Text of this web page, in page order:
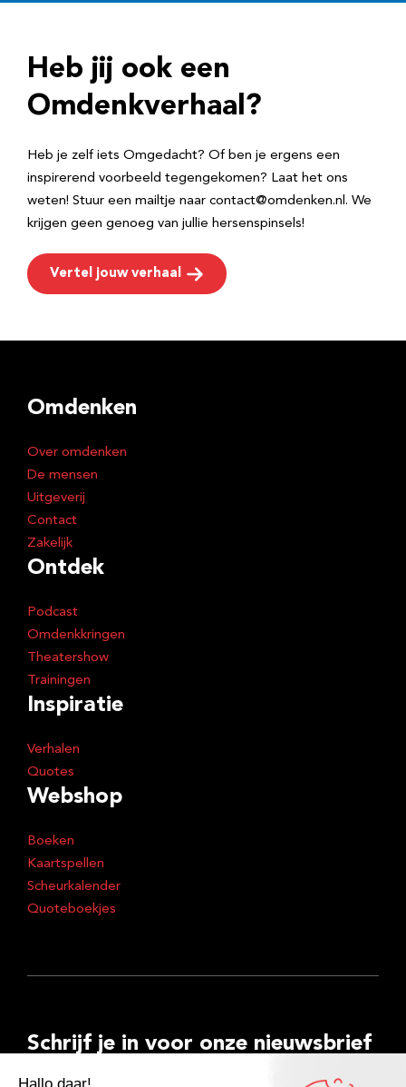
r
e
Heb jij ook een
Omdenkverhaal?
Heb je zelf iets Omgedacht? Of ben je ergens een
inspirerend voorbeeld tegengekomen? Laat het ons
weten! Stuur een mailtje naar contact@omdenken.nl. We
krijgen geen genoeg van jullie hersenspinsels!
Vertel jouw verhaal
Omdenken
Over omdenken
De mensen
Uitgeverij
Contact
Zakelijk
Ontdek
Podcast
Omdenkkringen
Theatershow
Trainingen
Inspiratie
Verhalen
Quotes
Webshop
Boeken
Kaartspellen
Scheurkalender
Quoteboekjes
Schrijf je in voor onze nieuwsbrief